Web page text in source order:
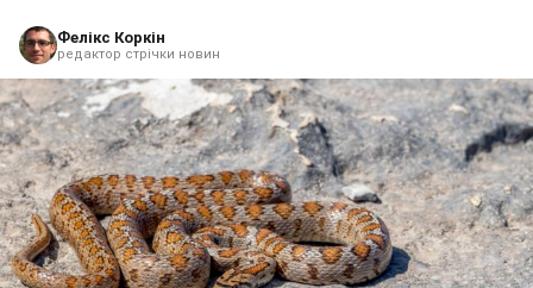
Фелікс Коркін
редактор стрічки новин